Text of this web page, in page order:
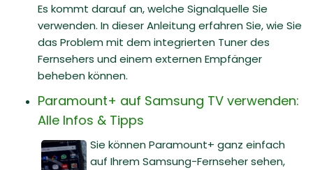
Es kommt darauf an, welche Signalquelle Sie
verwenden. In dieser Anleitung erfahren Sie, wie Sie
das Problem mit dem integrierten Tuner des
Fernsehers und einem externen Empfänger
beheben können.
Paramount+ auf Samsung TV verwenden:
Alle Infos & Tipps
Sie können Paramount+ ganz einfach
auf Ihrem Samsung-Fernseher sehen,